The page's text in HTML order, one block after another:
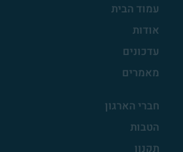
עמוד הבית
אודות
עדכונים
מאמרים
חברי הארגון
הטבות
תקנון